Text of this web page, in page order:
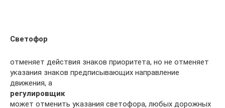
Светофор
отменяет действия знаков приоритета, но не отменяет
указания знаков предписывающих направление
движения, а
регулировщик
может отменить указания светофора, любых дорожных